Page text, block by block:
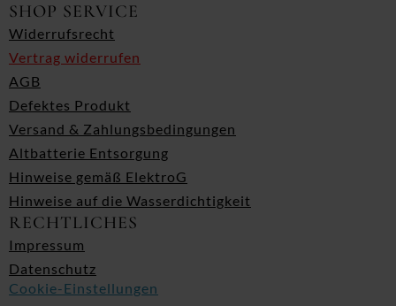
SHOP SERVICE
Widerrufsrecht
Vertrag widerrufen
AGB
Defektes Produkt
Versand & Zahlungsbedingungen
Altbatterie Entsorgung
Hinweise gemäß ElektroG
Hinweise auf die Wasserdichtigkeit
RECHTLICHES
Impressum
Datenschutz
Cookie-Einstellungen